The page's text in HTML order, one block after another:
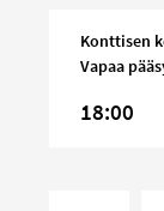
Konttisen
Vapaa
18:00